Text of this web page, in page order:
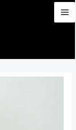
MAIN